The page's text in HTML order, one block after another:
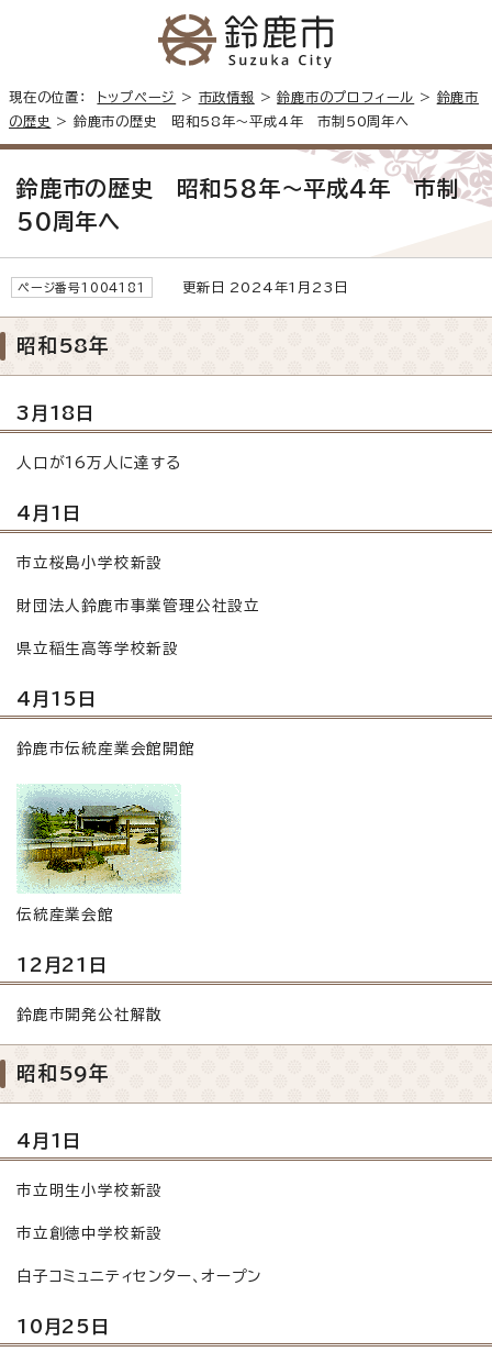
現在の位置： トップページ > 市政情報 >鈴鹿市のプロフィール > 鈴鹿市
の歴史
> 鈴鹿市の歴史 昭和58年～平成4年 市制50周年へ
鈴鹿市の歴史 昭和58年～平成4年 市制
50周年へ
ページ番号1004181 更新日 2024年1月23日
昭和58年
3月18日
人口が16万人に達する
4月1日
市立桜島小学校新設
財団法人鈴鹿市事業管理公社設立
県立稲生高等学校新設
4月15日
鈴鹿市伝統産業会館開館
伝統産業会館
12月21日
鈴鹿市開発公社解散
昭和59年
4月1日
市立明生小学校新設
市立創徳中学校新設
白子コミュニティセンター、オープン
10月25日